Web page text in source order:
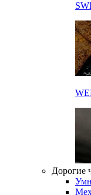
Дорогие